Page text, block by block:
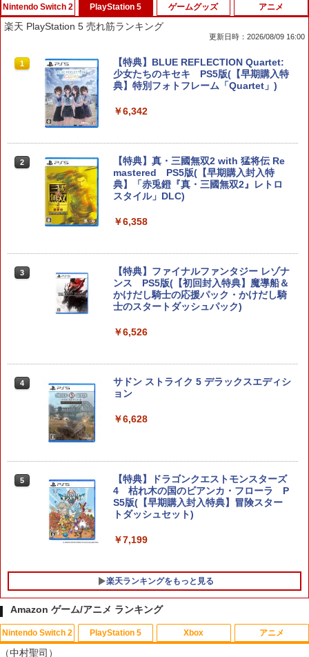
Nintendo Switch 2
1
【特典】進撃の巨人3 Switch2版(【早
期購入封入特典】DLC)
2
ダービースタリオン2 【Switch2】 POT-
P-AB73A
￥8,582
任天堂 マリオカート ワールド【Switch
2】 BEEPAAAAA [BEEPAAAAA]
￥8,960
ド [BEE-P-AAAAA NSW2 マリオカ-ト
ワ-ルド]
￥9,073
PlayStation 5
楽天 PlayStation 5 売れ筋ランキング
更新日時：2026/08/09 16:00
1
【特典】BLUE REFLECTION Quartet:
少女たちのキセキ PS5版(【早期購入特
典】特別フォトフレーム「Quartet」)
￥6,342
2
【特典】真・三國無双2 with 猛将伝 Re
mastered PS5版(【早期購入封入特
典】「赤兎鐙『真・三國無双2』レトロ
スタイル」DLC)
￥6,358
3
【特典】ファイナルファンタジー レゾナ
ンス PS5版(【初回封入特典】魔導船＆
かけだし騎士の応援パック・かけだし騎
士のスタートダッシュパック)
￥6,526
4
サドン ストライク 5 デラックスエディシ
ョン
￥6,628
5
【特典】ドラゴンクエストモンスターズ
4 枯れ木の国のビアンカ・フローラ P
S5版(【早期購入封入特典】冒険スター
トダッシュセット)
￥7,199
楽天ランキングをもっと見る
ゲームグッズ
1
【中古】ファイナルファンタジーXII レ
アニメ
1
マクロスプラス MOVIE EDITION【Blu-r
Amazon ゲーム/アニメ ランキング
Nintendo Switch 2 PlayStation 5 Xbox アニメ
（中村聖司）